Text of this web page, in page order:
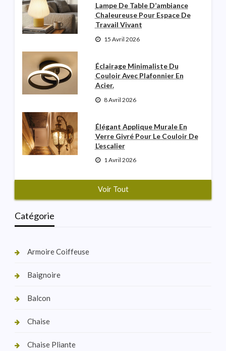
Lampe De Table D’ambiance
Chaleureuse Pour Espace De
Travail Vivant
15 Avril 2026
Éclairage Minimaliste Du
Couloir Avec Plafonnier En
Acier.
8 Avril 2026
Élégant Applique Murale En
Verre Givré Pour Le Couloir De
L’escalier
1 Avril 2026
Voir Tout
Catégorie
Armoire Coiffeuse
Baignoire
Balcon
Chaise
Chaise Pliante